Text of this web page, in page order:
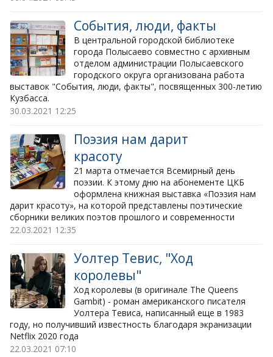
События, люди, факты
​В центральной городской библиотеке
города Полысаево совместно с архивным
отделом администрации Полысаевского
городского округа организована работа
выставок "События, люди, факты", посвященных 300-летию
Кузбасса.
30.03.2021 12:25
Поэзия нам дарит
красоту
21 марта отмечается Всемирный день
поэзии. К этому дню на абонементе ЦКБ
оформлена книжная выставка «Поэзия нам
дарит красоту», на которой представлены поэтические
сборники великих поэтов прошлого и современности
22.03.2021 12:35
Уолтер Тевис, "Ход
королевы"
Ход королевы (в оригинале The Queens
Gambit) - роман американского писателя
Уолтера Тевиса, написанный еще в 1983
году, но получивший известность благодаря экранизации
Netflix 2020 года
22.03.2021 07:10